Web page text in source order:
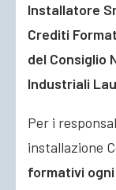
Installatore
Crediti
del Consiglio
Industriali
Per i
installazione
formativi